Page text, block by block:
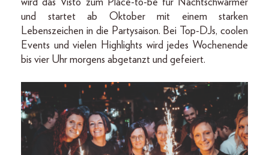
und startet ab Oktober mit einem starken
Lebenszeichen in die Partysaison. Bei Top-DJs, coolen
Events und vielen Highlights wird jedes Wochenende
bis vier Uhr morgens abgetanzt und gefeiert.